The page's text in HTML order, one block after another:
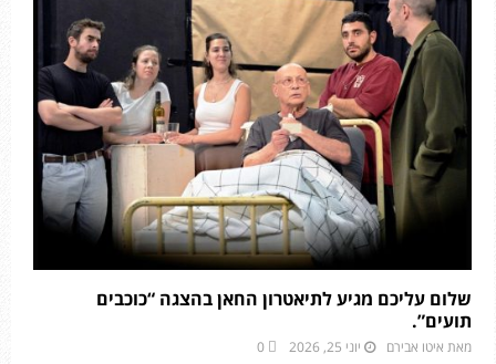
שלום עליכם מגיע לתיאטרון החאן בהצגה “כוכבים
תועים”.
מאת איטו אבירם יוני 25, 2026 0